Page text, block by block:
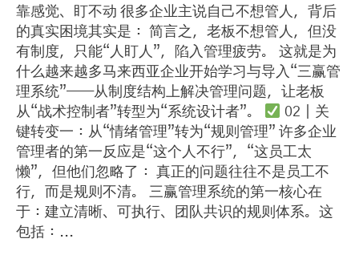
靠感觉、盯不动 很多企业主说自己不想管人，背后
的真实困境其实是： 简言之，老板不想管人，但没
有制度，只能“人盯人”，陷入管理疲劳。 这就是为
什么越来越多马来西亚企业开始学习与导入“三赢管
理系统”——从制度结构上解决管理问题，让老板
从“战术控制者”转型为“系统设计者”。
02｜关
键转变一：从“情绪管理”转为“规则管理” 许多企业
管理者的第一反应是“这个人不行”，“这员工太
懒”，但他们忽略了： 真正的问题往往不是员工不
行，而是规则不清。 三赢管理系统的第一核心在
于：建立清晰、可执行、团队共识的规则体系。这
包括：...